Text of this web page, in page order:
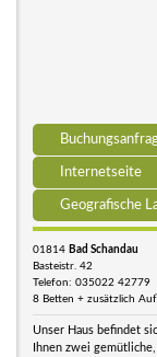
Internetseite
Geografische
01814 Bad Schandau
Basteistr. 42
Telefon: 035022 42779
8 Betten + zusätzlich
Unser Haus befindet
Ihnen zwei